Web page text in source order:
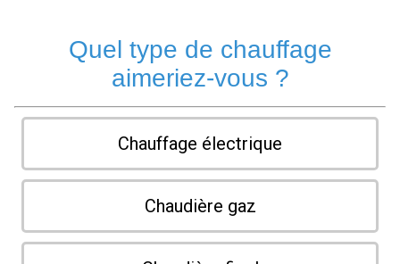
Quel type de chauffage
aimeriez-vous ?
Chauffage électrique
Chaudière gaz